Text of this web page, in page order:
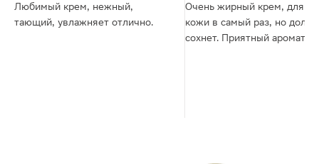
Любимый крем, нежный,
тающий, увлажняет отлично.
Очень жирный крем, для
кожи в самый раз, но долго
сохнет. Приятный аромат